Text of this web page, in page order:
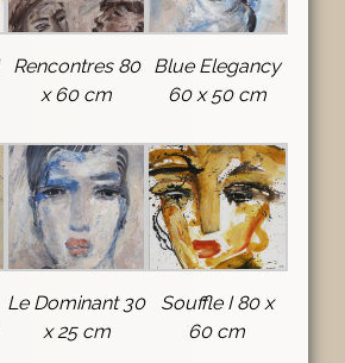
Rencontres 80
x 60 cm
Blue Elegancy
60 x 50 cm
Le Dominant 30
x 25 cm
Souffle I 80 x
60 cm